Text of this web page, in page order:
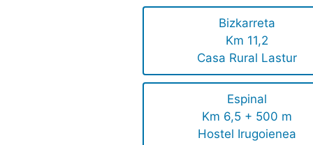
Bizkarreta
Km 11,2
Casa Rural Lastur
Espinal
Km 6,5 + 500 m
Hostel Irugoienea